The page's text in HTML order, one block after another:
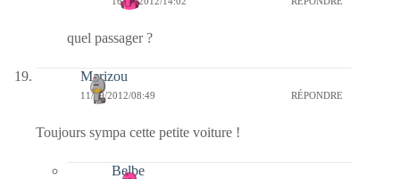
quel passager ?
Marizou
11/09/2012/08:49 RÉPONDRE
Toujours sympa cette petite voiture !
Belbe